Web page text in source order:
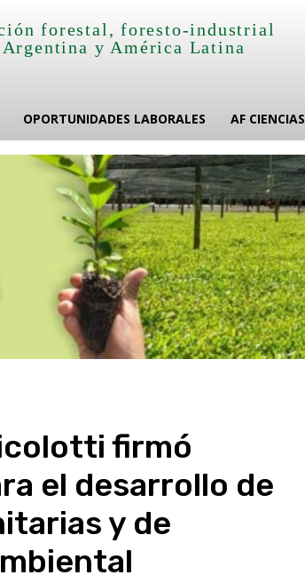
forestal, foresto-industrial
y América Latina
OPORTUNIDADES LABORALES AF CIENCIAS
firmó
el desarrollo de
y de